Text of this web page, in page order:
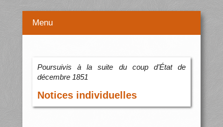
Menu
Poursuivis à la suite du coup d’État de
décembre 1851
Notices individuelles